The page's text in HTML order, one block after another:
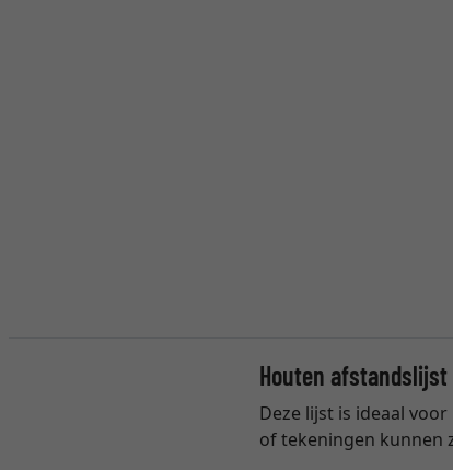
Houten
Deze lijst is ideaal
of tekeningen kunnen